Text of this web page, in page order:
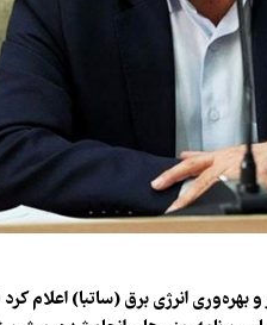
انرژی برق (ساتبا) اعلام